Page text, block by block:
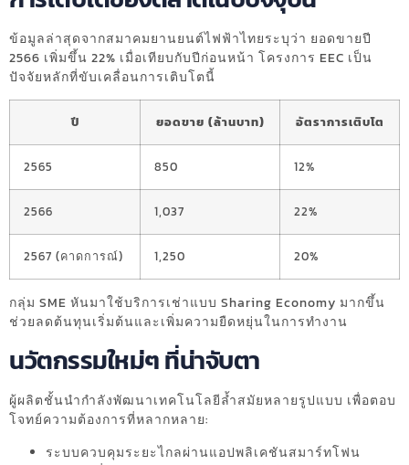
ข้อมูลล่าสุดจากสมาคมยานยนต์ไฟฟ้าไทยระบุว่า ยอดขายปี
2566 เพิ่มขึ้น 22% เมื่อเทียบกับปีก่อนหน้า โครงการ EEC เป็น
ปัจจัยหลักที่ขับเคลื่อนการเติบโตนี้
ปี ยอดขาย (ล้านบาท) อัตราการเติบโต
2565 850 12%
2566 1,037 22%
2567 (คาดการณ์) 1,250 20%
กลุ่ม SME หันมาใช้บริการเช่าแบบ Sharing Economy มากขึ้น
ช่วยลดต้นทุนเริ่มต้นและเพิ่มความยืดหยุ่นในการทำงาน
นวัตกรรมใหม่ๆ ที่น่าจับตา
ผู้ผลิตชั้นนำกำลังพัฒนาเทคโนโลยีล้ำสมัยหลายรูปแบบ เพื่อตอบ
โจทย์ความต้องการที่หลากหลาย:
ระบบควบคุมระยะไกลผ่านแอปพลิเคชันสมาร์ทโฟน